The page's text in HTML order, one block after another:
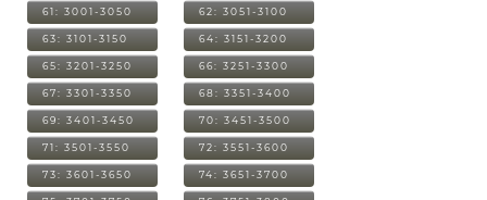
61: 3001-3050 62: 3051-3100
63: 3101-3150 64: 3151-3200
65: 3201-3250 66: 3251-3300
67: 3301-3350 68: 3351-3400
69: 3401-3450 70: 3451-3500
71: 3501-3550 72: 3551-3600
73: 3601-3650 74: 3651-3700